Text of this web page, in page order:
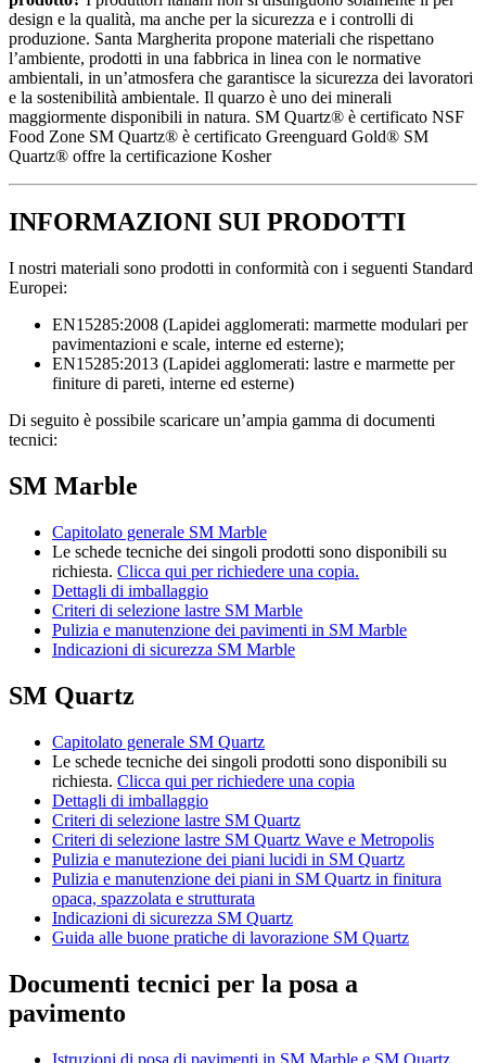
design e la qualità, ma anche per la sicurezza e i controlli di
produzione. Santa Margherita propone materiali che rispettano
l’ambiente, prodotti in una fabbrica in linea con le normative
ambientali, in un’atmosfera che garantisce la sicurezza dei lavoratori
e la sostenibilità ambientale. Il quarzo è uno dei minerali
maggiormente disponibili in natura. SM Quartz® è certificato NSF
Food Zone SM Quartz® è certificato Greenguard Gold® SM
Quartz® offre la certificazione Kosher
INFORMAZIONI SUI PRODOTTI
I nostri materiali sono prodotti in conformità con i seguenti Standard
Europei:
EN15285:2008 (Lapidei agglomerati: marmette modulari per
pavimentazioni e scale, interne ed esterne);
EN15285:2013 (Lapidei agglomerati: lastre e marmette per
finiture di pareti, interne ed esterne)
Di seguito è possibile scaricare un’ampia gamma di documenti
tecnici:
SM Marble
Capitolato generale SM Marble
Le schede tecniche dei singoli prodotti sono disponibili su
richiesta. Clicca qui per richiedere una copia.
Dettagli di imballaggio
Criteri di selezione lastre SM Marble
Pulizia e manutenzione dei pavimenti in SM Marble
Indicazioni di sicurezza SM Marble
SM Quartz
Capitolato generale SM Quartz
Le schede tecniche dei singoli prodotti sono disponibili su
richiesta. Clicca qui per richiedere una copia
Dettagli di imballaggio
Criteri di selezione lastre SM Quartz
Criteri di selezione lastre SM Quartz Wave e Metropolis
Pulizia e manutezione dei piani lucidi in SM Quartz
Pulizia e manutenzione dei piani in SM Quartz in finitura
opaca, spazzolata e strutturata
Indicazioni di sicurezza SM Quartz
Guida alle buone pratiche di lavorazione SM Quartz
Documenti tecnici per la posa a
pavimento
Istruzioni di posa di pavimenti in SM Marble e SM Quartz